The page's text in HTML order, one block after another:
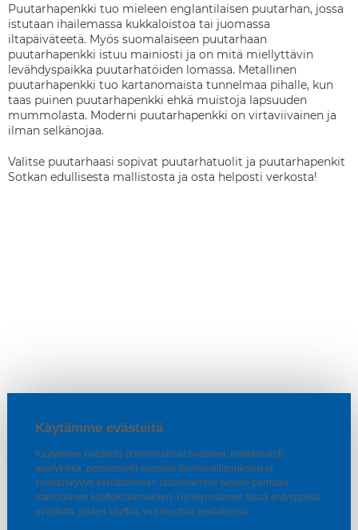
Käytämme evästeitä
Käytämme evästeitä (toiminnalliset evästeet, markkinointi,
analytiikka, personointi) sivuston toiminnallisuuksien ja
suorituskyvyn kehittämiseen taataksemme sinulle parhaan
mahdollisen käyttökokemuksen. Hyödynnämme tässä erityyppisiä
evästeitä, joiden käyttöä voit muuttaa asetuksissa.
Puutarhapenkki tuo mieleen englantilaisen puutarhan, jossa
istutaan ihailemassa kukkaloistoa tai juomassa
iltapäiväteetä. Myös suomalaiseen puutarhaan
puutarhapenkki istuu mainiosti ja on mitä miellyttävin
levähdyspaikka puutarhatöiden lomassa. Metallinen
puutarhapenkki tuo kartanomaista tunnelmaa pihalle, kun
taas puinen puutarhapenkki ehkä muistoja lapsuuden
mummolasta. Moderni puutarhapenkki on virtaviivainen ja
ilman selkänojaa.
Valitse puutarhaasi sopivat puutarhatuolit ja puutarhapenkit
Sotkan edullisesta mallistosta ja osta helposti verkosta!